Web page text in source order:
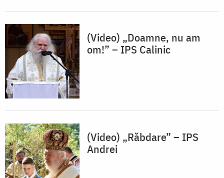
(Video) „Doamne, nu am
om!” – IPS Calinic
(Video) „Răbdare” – IPS
Andrei